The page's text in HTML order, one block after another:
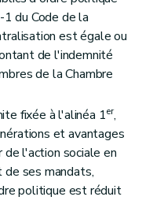
du Code de la
est égale ou
de l'indemnité
de la Chambre
fixée à l'alinéa 1er,
et avantages
l'action sociale en
de ses mandats,
politique est réduit